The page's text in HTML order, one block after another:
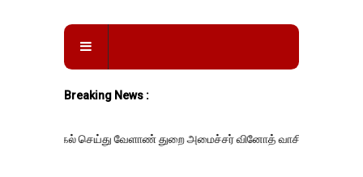
Breaking News :
வேளாண் துறை அமைச்சர் வினோத் வாசித்து வருகிறார். �.